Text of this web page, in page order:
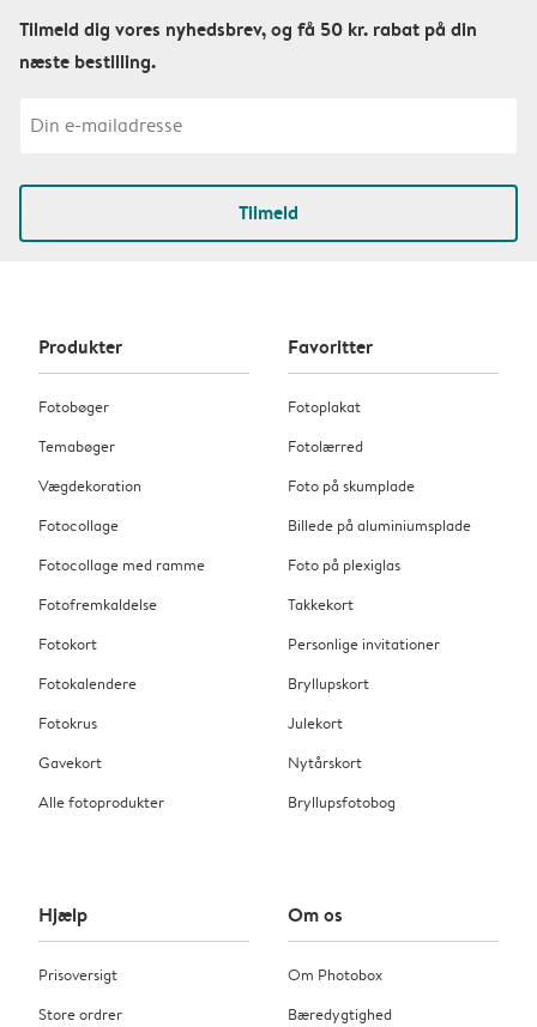
Tilmeld dig vores nyhedsbrev, og få 50 kr. rabat på din
næste bestilling.
Tilmeld
Produkter
Fotobøger
Temabøger
Vægdekoration
Fotocollage
Fotocollage med ramme
Fotofremkaldelse
Fotokort
Fotokalendere
Fotokrus
Gavekort
Alle fotoprodukter
Favoritter
Fotoplakat
Fotolærred
Foto på skumplade
Billede på aluminiumsplade
Foto på plexiglas
Takkekort
Personlige invitationer
Bryllupskort
Julekort
Nytårskort
Bryllupsfotobog
Hjælp
Prisoversigt
Store ordrer
Om os
Om Photobox
Bæredygtighed